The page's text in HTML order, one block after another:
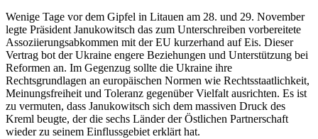
quo_vadis_ukraine.jpg
Wenige Tage vor dem Gipfel in Litauen am 28. und 29. November
legte Präsident Janukowitsch das zum Unterschreiben vorbereitete
Assoziierungsabkommen mit der EU kurzerhand auf Eis. Dieser
Vertrag bot der Ukraine engere Beziehungen und Unterstützung bei
Reformen an. Im Gegenzug sollte die Ukraine ihre
Rechtsgrundlagen an europäischen Normen wie Rechtsstaatlichkeit,
Meinungsfreiheit und Toleranz gegenüber Vielfalt ausrichten. Es ist
zu vermuten, dass Janukowitsch sich dem massiven Druck des
Kreml beugte, der die sechs Länder der Östlichen Partnerschaft
wieder zu seinem Einflussgebiet erklärt hat.